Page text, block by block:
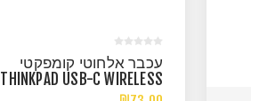
עכבר אלחוטי קומפקטי
THINKPAD USB-C WIRELESS
COMPACT MOUSE